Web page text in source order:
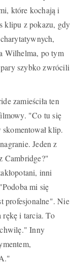
które kochają i
klipu z pokazu, gdy
Wilhelma, po tym
szybko zwrócili
zamieściła ten
"Co tu się
klip.
Jeden z
Cambridge?"
inni
mi się
profesjonalne". Nie
rękę i tarcia. To
chwilę." Inny